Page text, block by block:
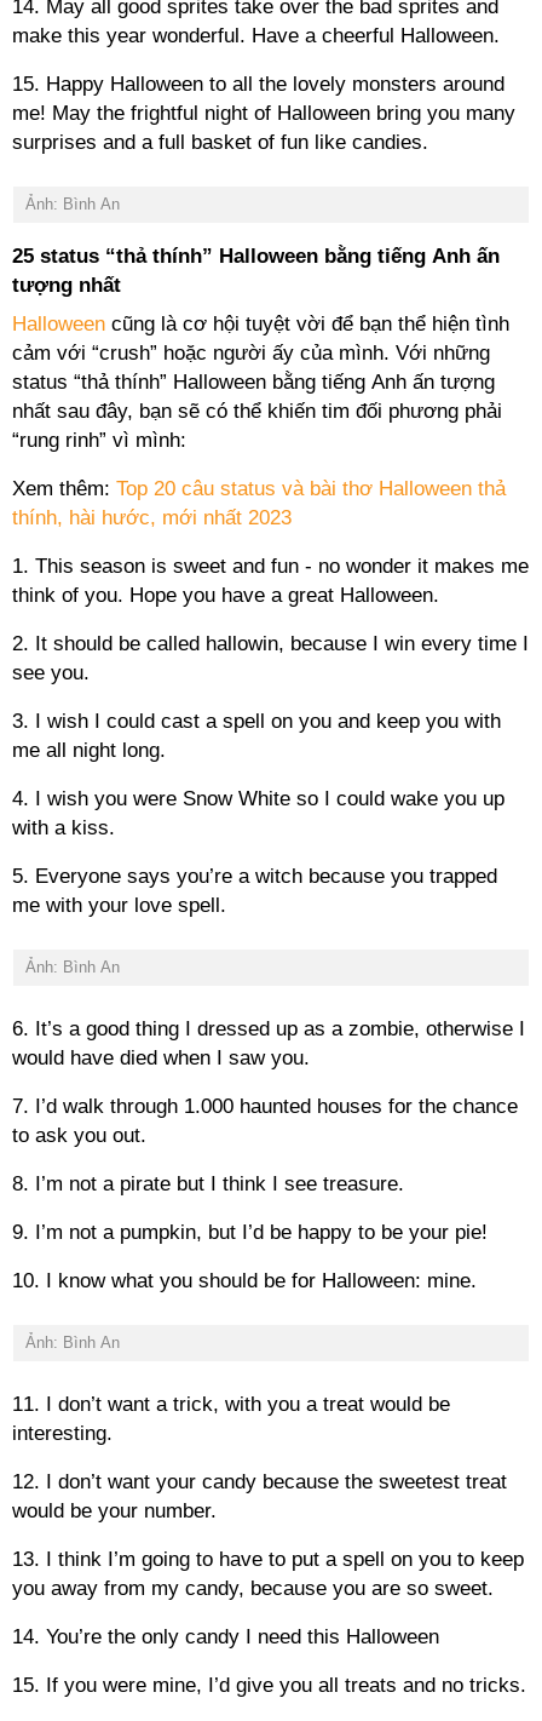
14. May all good sprites take over the bad sprites and
make this year wonderful. Have a cheerful Halloween.
15. Happy Halloween to all the lovely monsters around
me! May the frightful night of Halloween bring you many
surprises and a full basket of fun like candies.
Ảnh: Bình An
25 status “thả thính” Halloween bằng tiếng Anh ấn
tượng nhất
Halloween cũng là cơ hội tuyệt vời để bạn thể hiện tình
cảm với “crush” hoặc người ấy của mình. Với những
status “thả thính” Halloween bằng tiếng Anh ấn tượng
nhất sau đây, bạn sẽ có thể khiến tim đối phương phải
“rung rinh” vì mình:
Xem thêm: Top 20 câu status và bài thơ Halloween thả
thính, hài hước, mới nhất 2023
1. This season is sweet and fun - no wonder it makes me
think of you. Hope you have a great Halloween.
2. It should be called hallowin, because I win every time I
see you.
3. I wish I could cast a spell on you and keep you with
me all night long.
4. I wish you were Snow White so I could wake you up
with a kiss.
5. Everyone says you’re a witch because you trapped
me with your love spell.
Ảnh: Bình An
6. It’s a good thing I dressed up as a zombie, otherwise I
would have died when I saw you.
7. I’d walk through 1.000 haunted houses for the chance
to ask you out.
8. I’m not a pirate but I think I see treasure.
9. I’m not a pumpkin, but I’d be happy to be your pie!
10. I know what you should be for Halloween: mine.
Ảnh: Bình An
11. I don’t want a trick, with you a treat would be
interesting.
12. I don’t want your candy because the sweetest treat
would be your number.
13. I think I’m going to have to put a spell on you to keep
you away from my candy, because you are so sweet.
14. You’re the only candy I need this Halloween
15. If you were mine, I’d give you all treats and no tricks.